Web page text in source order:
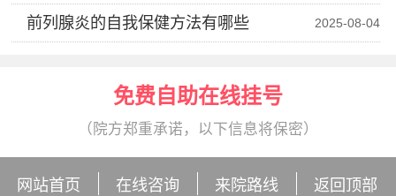
前列腺炎的自我保健方法有哪些 2025-08-04
免费自助在线挂号
（院方郑重承诺，以下信息将保密）
网站首页 在线咨询 来院路线 返回顶部